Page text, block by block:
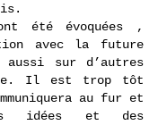
.
été évoquées ,
avec la future
sur d’autres
Il est trop tôt
au fur et
idées et des